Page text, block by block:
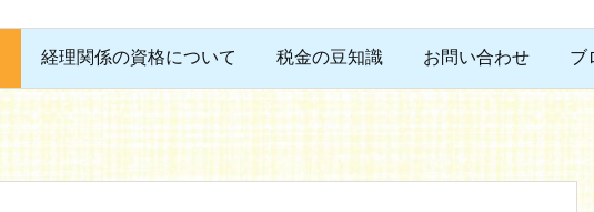
経理関係の資格について 税金の豆知識 お問い合わせ ブ